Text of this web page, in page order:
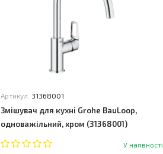
Артикул: 31368001
Змішувач для кухні Grohe BauLoop,
одноважільний, хром (31368001)
У наявності